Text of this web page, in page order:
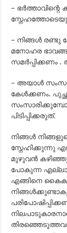
–
– നിങ്ങള്‍ രണ്ടു
മനോഹര
സമര്‍പ്പിക്കണം .
– അയാള്‍
കേള്‍ക്കണം.
പിടിപ്പിക്കരുത്.
നിങ്ങള്‍
സ്നേഹിക്കുന്നു
മുഴുവന്‍
പോകുന്ന എല്ലാ
എങ്ങിനെ